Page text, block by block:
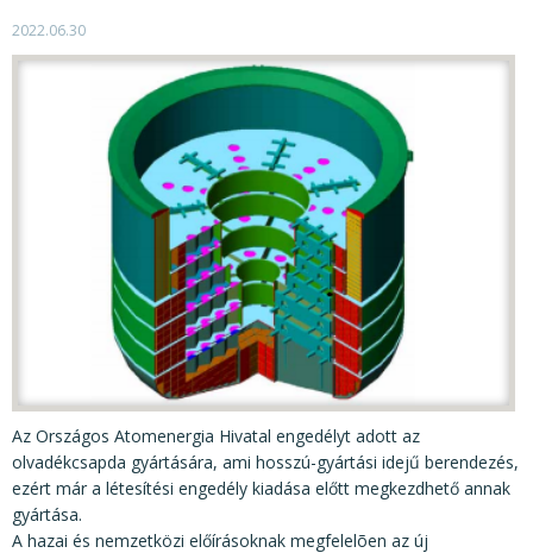
JOGI SZABÁLYOZÁS, ÚTMUTATÓK
KIADVÁNYOK, JELENTÉSEK
NYOMTATVÁNYOK, SZOFTVEREK
E-ÜGYINTÉZÉS
2022.06.30
Az Országos Atomenergia Hivatal engedélyt adott az
olvadékcsapda gyártására, ami hosszú-gyártási idejű berendezés,
ezért már a létesítési engedély kiadása előtt megkezdhető annak
gyártása.
A hazai és nemzetközi előírásoknak megfelelõen az új